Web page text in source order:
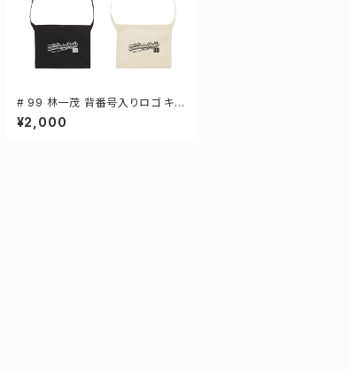
# 99 林一茂 背番号入りロゴ キャ
ンバスサコッシュ 選手還元 2カラ
ー 001461
¥2,000